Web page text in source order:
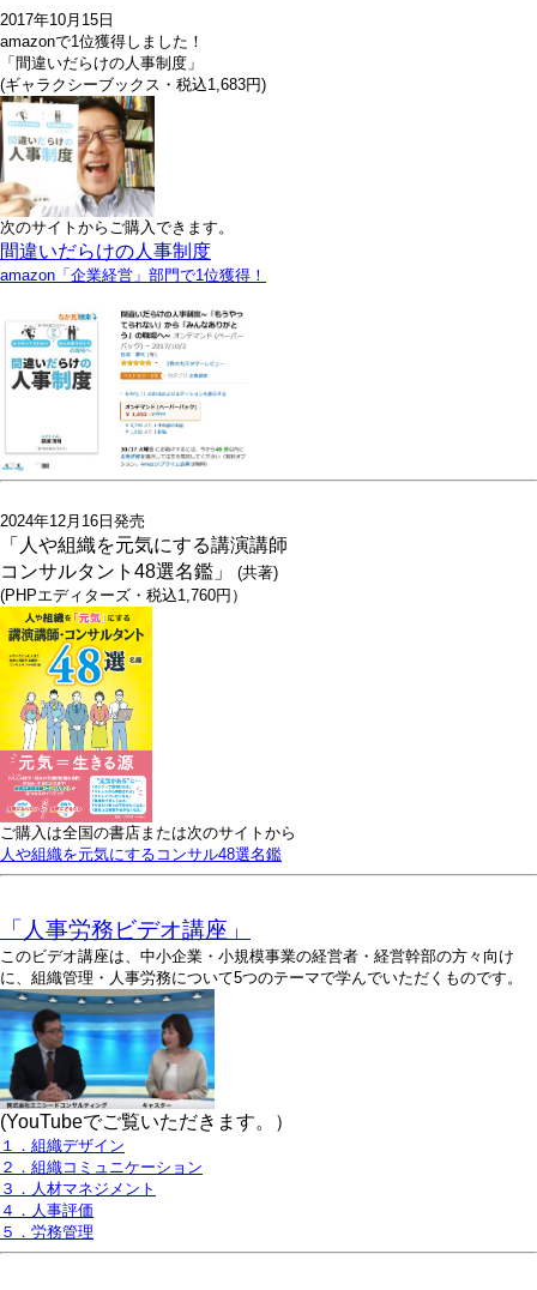
2017年10月15日
amazonで1位獲得しました！
「間違いだらけの人事制度」
(ギャラクシーブックス・税込1,683円)
次のサイトからご購入できます。
間違いだらけの人事制度
amazon「企業経営」部門で1位獲得！
2024年12月16日発売
「人や組織を元気にする講演講師
コンサルタント48選名鑑」 (共著)
(PHPエディターズ・税込1,760円）
ご購入は全国の書店または次のサイトから
人や組織を元気にするコンサル48選名鑑
「人事労務ビデオ講座」
このビデオ講座は、中小企業・小規模事業の経営者・経営幹部の方々向け
に、組織管理・人事労務について5つのテーマで学んでいただくものです。
(YouTubeでご覧いただきます。）
１．組織デザイン
２．組織コミュニケーション
３．人材マネジメント
４．人事評価
５．労務管理